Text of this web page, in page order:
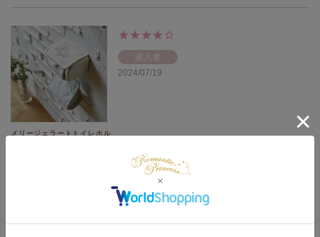
メリージェラートトイレホル
購入者
2024/07/19
薄めのピンクで、合わせやすいと思います。
生地としては、柔らかく、今まで使っていたものと違いますが、使って
いるうちに慣れて良くなってくるのかなと思っています。